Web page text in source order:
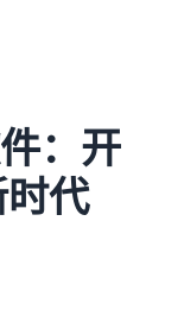
：开
代